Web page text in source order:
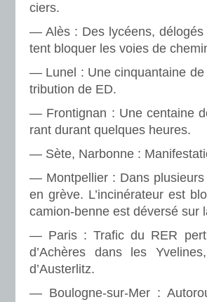
ciers.
— Alès : Des lycéens,
tent blo­quer les voies de
— Lunel : Une cin­quan­taine
tri­bu­tion de ED.
— Frontignan : Une cen­taine
rant durant quel­ques heures.
— Sète, Narbonne :
— Montpellier : Dans plu­sieurs
en grève. L’inci­né­ra­teur est
camion-benne est déversé sur
— Paris : Trafic du RER
d’Achères dans les
d’Austerlitz.
— Boulogne-sur-Mer :